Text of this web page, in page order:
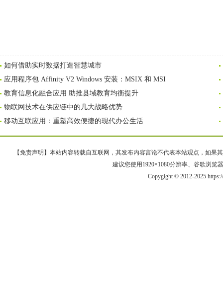
如何借助实时数据打造智慧城市
应用程序包 Affinity V2 Windows 安装：MSIX 和 MSI
教育信息化融合应用 助推县域教育均衡提升
物联网技术在供应链中的几大战略优势
移动互联应用：重塑高效便捷的现代办公生活
【免责声明】本站内容转载自互联网，其发布内容言论不代表本站观点，如果
建议您使用1920×1080分辨率、谷歌浏览
Copygight © 2012-2025